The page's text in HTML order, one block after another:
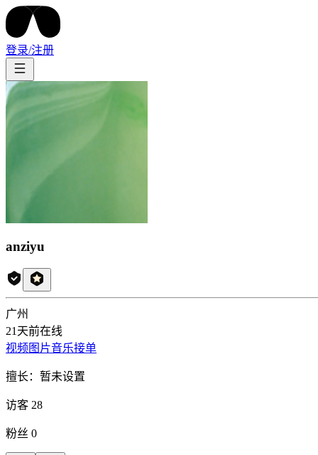
登录/注册
anziyu
广州
21天前在线
视频 图片音乐接单
擅长： 暂未设置
访客 28
粉丝 0